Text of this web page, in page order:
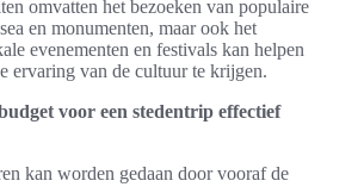
omvatten het bezoeken van populaire
en monumenten, maar ook het
evenementen en festivals kan helpen
ervaring van de cultuur te krijgen.
voor een stedentrip effectief
kan worden gedaan door vooraf de